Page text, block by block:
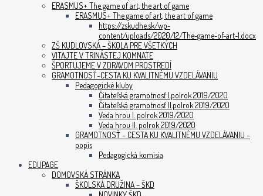
ERASMUS+ The game of art, the art of game
ERASMUS+ The game of art, the art of game
https://zskudhe.sk/wp-
content/uploads/2020/12/The-game-of-art-1.docx
ZŠ KUDLOVSKÁ – ŠKOLA PRE VŠETKÝCH
VITAJTE V TRINÁSTEJ KOMNATE
ŠPORTUJEME V ZDRAVOM PROSTREDÍ
GRAMOTNOSŤ–CESTA KU KVALITNÉMU VZDELÁVANIU
Pedagogické kluby
Čitateľská gramotnosť I.polrok 2019/2020
Čitateľská gramotnosť II.polrok 2019/2020
Veda hrou I. polrok 2019/2020
Veda hrou II. polrok 2019/2020
GRAMOTNOSŤ – CESTA KU KVALITNÉMU VZDELÁVANIU –
popis
Pedagogická komisia
EDUPAGE
DOMOVSKÁ STRÁNKA
ŠKOLSKÁ DRUŽINA – ŠKD